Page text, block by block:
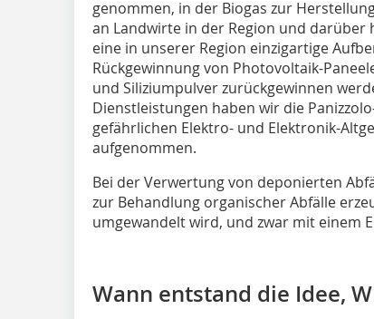
genommen, in der Biogas zur
an Landwirte in der Region und darüber
eine in unserer Region einzigartige
Rückgewinnung von Photovoltaik-
und Siliziumpulver zurückgewinnen
Dienstleistungen haben wir die
gefährlichen Elektro- und Elektronik-
aufgenommen.
Bei der Verwertung von deponierten
zur Behandlung organischer Abfälle
umgewandelt wird, und zwar mit einem
Wann entstand die Idee,